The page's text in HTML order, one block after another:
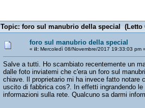
Topic: foro sul manubrio della special (Letto
foro sul manubrio della special
« il: Mercoledì 08/Novembre/2017 19:33:03 pm
Salve a tutti. Ho scambiato recentemente un
dalle foto inviatemi che c'era un foro sul
chiave. Il proprietario mi ha invece fatto notare
uscito di fabbrica cos?. In effetti ingrandendo
informazioni sulla rete. Qualcuno sa darmi